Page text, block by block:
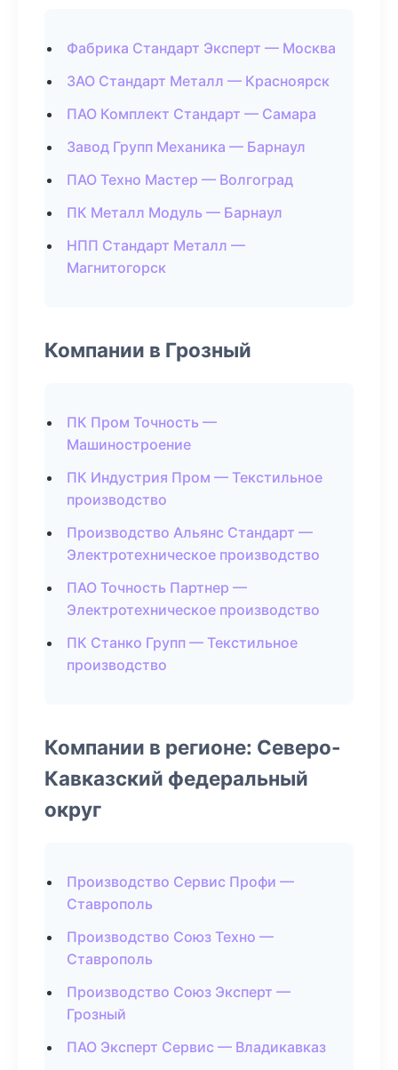
Фабрика Стандарт Эксперт — Москва
ЗАО Стандарт Металл — Красноярск
ПАО Комплект Стандарт — Самара
Завод Групп Механика — Барнаул
ПАО Техно Мастер — Волгоград
ПК Металл Модуль — Барнаул
НПП Стандарт Металл —
Магнитогорск
Компании в Грозный
ПК Пром Точность —
Машиностроение
ПК Индустрия Пром — Текстильное
производство
Производство Альянс Стандарт —
Электротехническое производство
ПАО Точность Партнер —
Электротехническое производство
ПК Станко Групп — Текстильное
производство
Компании в регионе: Северо-
Кавказский федеральный
округ
Производство Сервис Профи —
Ставрополь
Производство Союз Техно —
Ставрополь
Производство Союз Эксперт —
Грозный
ПАО Эксперт Сервис — Владикавказ